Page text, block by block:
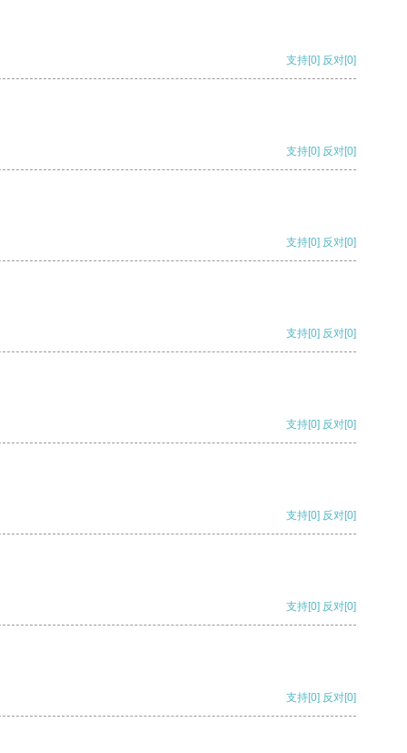
支持[0] 反对[0]
支持[0] 反对[0]
支持[0] 反对[0]
支持[0] 反对[0]
支持[0] 反对[0]
支持[0] 反对[0]
支持[0] 反对[0]
支持[0] 反对[0]